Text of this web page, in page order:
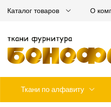
Каталог товаров О
Ткани по алфавиту